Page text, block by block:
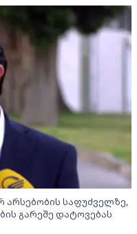
არსებობის საფუძველზე,
გარეშე დატოვებას